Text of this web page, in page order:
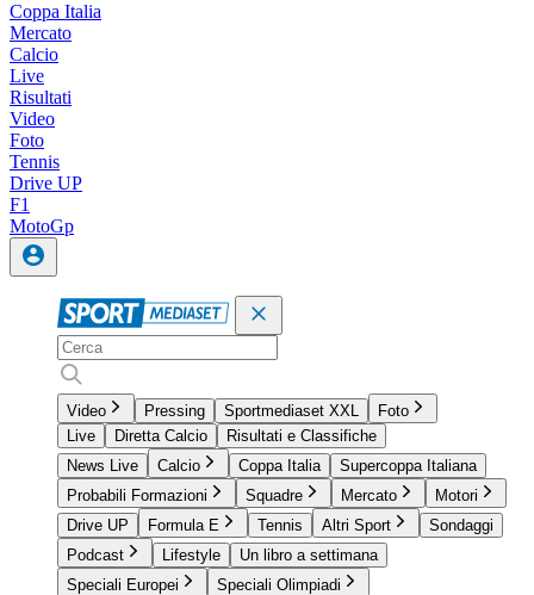
Coppa Italia
Mercato
Calcio
Live
Risultati
Video
Foto
Tennis
Drive UP
F1
MotoGp
Video Pressing Sportmediaset XXL
Foto
Live
Diretta Calcio
Risultati e Classifiche
News Live
Calcio Coppa Italia
Supercoppa Italiana
Probabili Formazioni
Squadre Mercato
Motori
Drive UP
Formula E Tennis Altri Sport
Sondaggi
Podcast
Lifestyle
Un libro a settimana
Speciali Europei
Speciali Olimpiadi